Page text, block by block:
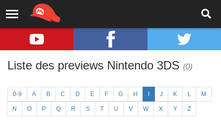
Liste des previews Nintendo 3DS (0)
0-9 A B C D E F G H J K L M
N O P Q R S T U V W X Y Z